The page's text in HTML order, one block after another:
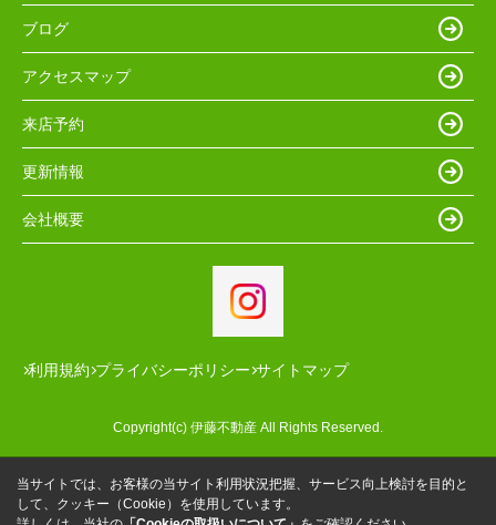
ブログ
アクセスマップ
来店予約
更新情報
会社概要
利用規約 プライバシーポリシー サイトマップ
Copyright(c) 伊藤不動産 All Rights Reserved.
当サイトでは、お客様の当サイト利用状況把握、サービス向上検討を目的と
して、クッキー（Cookie）を使用しています。